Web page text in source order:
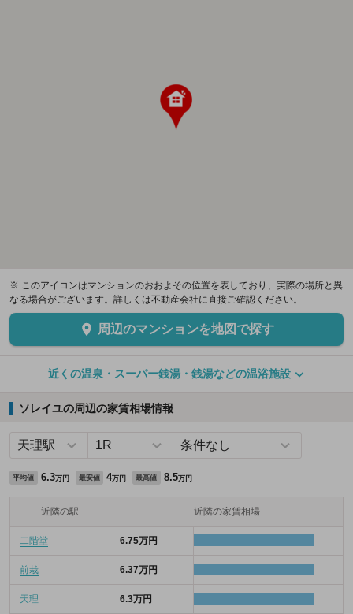
※ このアイコンはマンションのおおよその位置を表しており、実際の場所と異
なる場合がございます。詳しくは不動産会社に直接ご確認ください。
周辺のマンションを地図で探す
近くの温泉・スーパー銭湯・銭湯などの温浴施設
ソレイユの周辺の家賃相場情報
平均値 6.3万円 最安値 4万円 最高値 8.5万円
近隣の駅 近隣の家賃相場
二階堂 6.75万円
前栽 6.37万円
天理 6.3万円